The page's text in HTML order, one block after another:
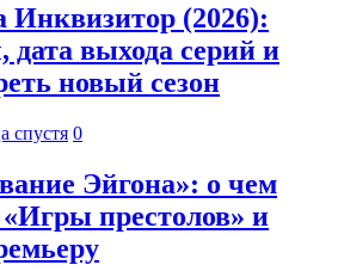
(2026):
дата выхода серий и
новый сезон
спустя 0
Эйгона»: о чем
«Игры престолов» и